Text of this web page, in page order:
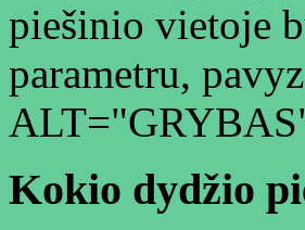
piešinio vietoje
parametru,
Kokio dydžio